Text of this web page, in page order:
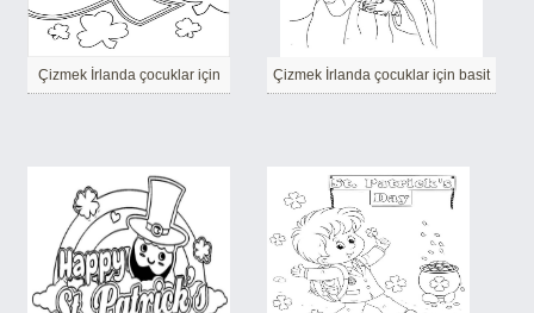
Çizmek İrlanda çocuklar için Çizmek İrlanda çocuklar için basit